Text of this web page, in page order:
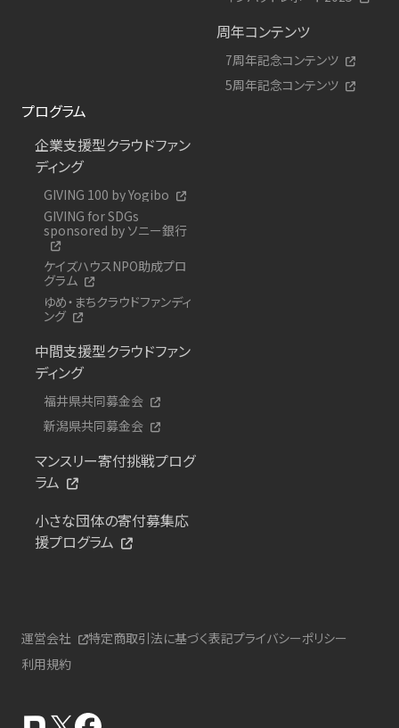
周年コンテンツ
7周年記念コンテンツ
5周年記念コンテンツ
プログラム
企業支援型クラウドファン
ディング
GIVING 100 by Yogibo
GIVING for SDGs
sponsored by ソニー銀行
ケイズハウスNPO助成プロ
グラム
ゆめ・まちクラウドファンディ
ング
中間支援型クラウドファン
ディング
福井県共同募金会
新潟県共同募金会
マンスリー寄付挑戦プログ
ラム
小さな団体の寄付募集応
援プログラム
運営会社 特定商取引法に基づく表記プライバシーポリシー
利用規約